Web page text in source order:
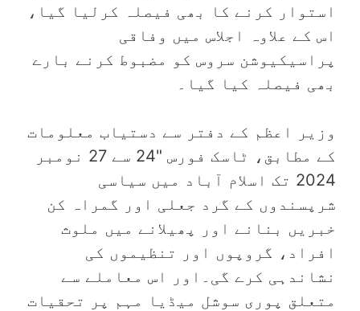
استوار کرنے کا بھی فیصلہ کرلیا گیا،
اس کے علاوہ اجلاس میں وفاقی
پراسیکیوشن سروس کو مضبوط کرنے بارے
بھی فیصلہ کیا گیا۔
وزیر اعظم کے دفتر سے دستیاب معلومات
کے مطابق، ٹاسک فورس "24 سے 27 نومبر
2024 تک اسلام آباد میں سیاسی
شرپسندوں کے گرد جعلی اور گمراہ کن
خبریں بنانے اور پھیلانے میں ملوث
افراد، گروپوں اور تنظیموں کی
نشاندہی کرے گی۔اور اس معاملے سے
متعلق پوری سوشل میڈیا مہم پر تحقیات